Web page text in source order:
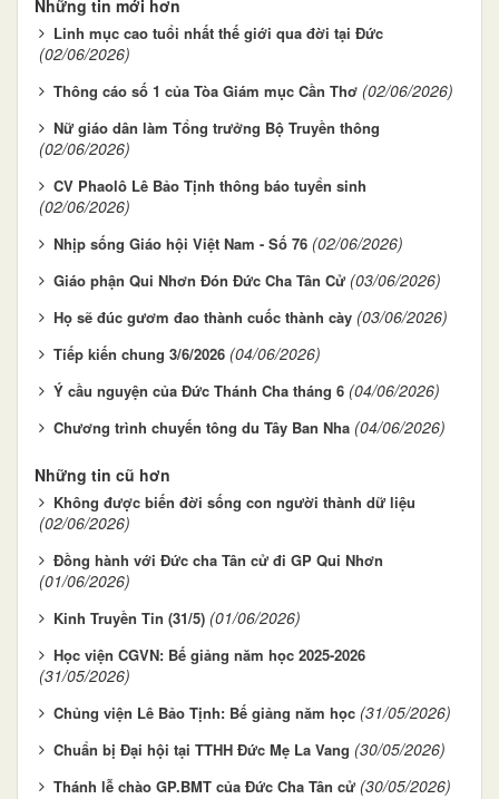
Những tin mới hơn
Linh mục cao tuổi nhất thế giới qua đời tại Đức
(02/06/2026)
Thông cáo số 1 của Tòa Giám mục Cần Thơ (02/06/2026)
Nữ giáo dân làm Tổng trưởng Bộ Truyền thông
(02/06/2026)
CV Phaolô Lê Bảo Tịnh thông báo tuyển sinh
(02/06/2026)
Nhịp sống Giáo hội Việt Nam - Số 76 (02/06/2026)
Giáo phận Qui Nhơn Đón Đức Cha Tân Cử (03/06/2026)
Họ sẽ đúc gươm đao thành cuốc thành cày (03/06/2026)
Tiếp kiến chung 3/6/2026 (04/06/2026)
Ý cầu nguyện của Đức Thánh Cha tháng 6 (04/06/2026)
Chương trình chuyến tông du Tây Ban Nha (04/06/2026)
Những tin cũ hơn
Không được biến đời sống con người thành dữ liệu
(02/06/2026)
Đồng hành với Đức cha Tân cử đi GP Qui Nhơn
(01/06/2026)
Kinh Truyền Tin (31/5) (01/06/2026)
Học viện CGVN: Bế giảng năm học 2025-2026
(31/05/2026)
Chủng viện Lê Bảo Tịnh: Bế giảng năm học (31/05/2026)
Chuẩn bị Đại hội tại TTHH Đức Mẹ La Vang (30/05/2026)
Thánh lễ chào GP.BMT của Đức Cha Tân cử (30/05/2026)